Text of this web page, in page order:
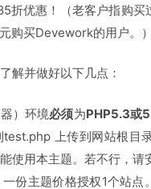
折优惠！（老客户指购买
购买Devework的用户。
解并做好以下几点：
）环境必须为PHP5.3或
test.php 上传到网站根
使用本主题。若不行，请
份主题价格授权1个站